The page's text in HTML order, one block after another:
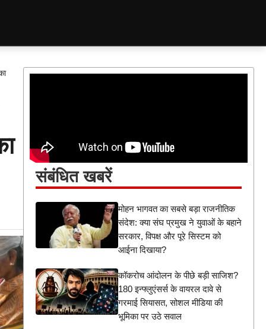
संबंधित खबरें
मोहन भागवत का सबसे बड़ा राजनीतिक
संदेश: क्या संघ प्रमुख ने युवाओं के बहाने
सरकार, विपक्ष और पूरे सिस्टम को
आईना दिखाया?
कॉकरोच आंदोलन के पीछे बड़ी साजिश?
180 इन्फ्लुएंसर्स के वायरल दावे से
गरमाई सियासत, सोशल मीडिया की
भूमिका पर उठे सवाल